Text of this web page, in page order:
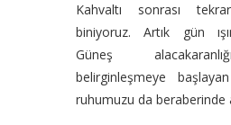
Kahvaltı sonrası
biniyoruz. Artık gün
Güneş
belirginleşmeye
ruhumuzu da beraberinde